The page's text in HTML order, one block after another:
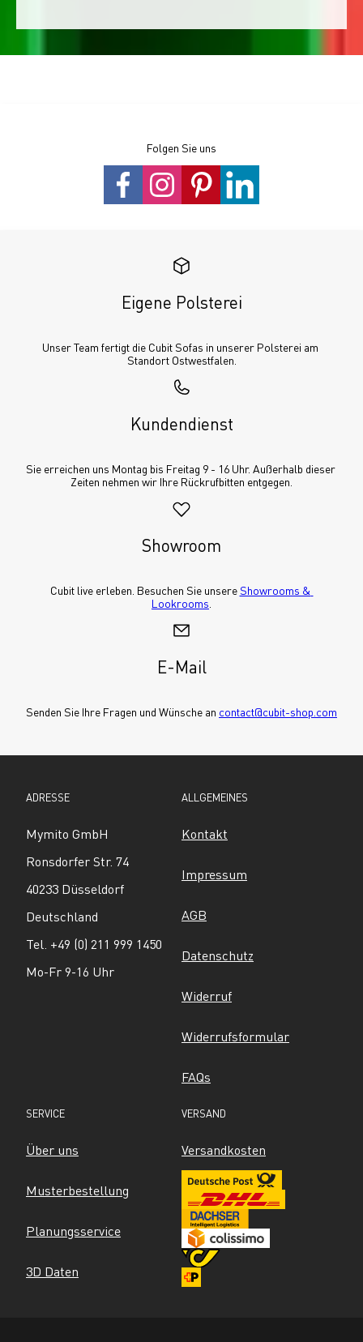
Folgen Sie uns
Eigene Polsterei
Unser Team fertigt die Cubit Sofas in unserer Polsterei am
Standort Ostwestfalen.
Kundendienst
Sie erreichen uns Montag bis Freitag 9 - 16 Uhr. Außerhalb dieser
Zeiten nehmen wir Ihre Rückrufbitten entgegen.
Showroom
Cubit live erleben. Besuchen Sie unsere Showrooms &
Lookrooms
E-Mail
Senden Sie Ihre Fragen und Wünsche an contact@cubit-shop.com
ADRESSE
Mymito GmbH
Ronsdorfer Str. 74
40233 Düsseldorf
Deutschland
Tel. +49 (0) 211 999 1450
Mo-Fr 9-16 Uhr
ALLGEMEINES
Kontakt
Impressum
AGB
Datenschutz
Widerruf
Widerrufsformular
FAQs
SERVICE
Über uns
Musterbestellung
Planungsservice
3D Daten
VERSAND
Versandkosten